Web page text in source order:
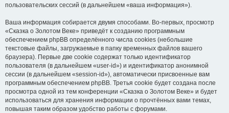
пользовательских сессий (в дальнейшем «ваша информация»).
Ваша информация собирается двумя способами. Во-первых, просмотр
«Сказка о Золотом Веке» приведёт к созданию программным
обеспечением phpBB определённого числа cookies (небольшие
текстовые файлы, загружаемые в папку временных файлов вашего
браузера). Первые две cookie содержат только идентификатор
пользователя (в дальнейшем «user-id») и идентификатор анонимной
сессии (в дальнейшем «session-id»), автоматически присвоенные вам
программным обеспечением phpBB. Третья cookie будет создана после
просмотра одной из тем конференции «Сказка о Золотом Веке» и будет
использоваться для хранения информации о прочтённых вами темах,
повышая таким образом удобство работы с форумами.